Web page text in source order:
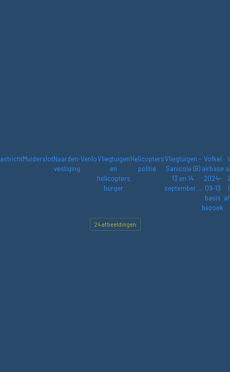
MuiderslotNaarden-
vestiging
VenloVliegtuigen
en
helicopters
burger
Helicopters
politie
Vliegtuigen -
Sanicole (B)
13 en 14
september…
Volkel
airbase
2024-
09-13
basis
bezoek
24 afbeeldingen